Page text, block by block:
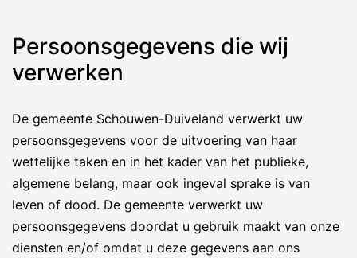
Persoonsgegevens die wij
verwerken
De gemeente Schouwen-Duiveland verwerkt uw
persoonsgegevens voor de uitvoering van haar
wettelijke taken en in het kader van het publieke,
algemene belang, maar ook ingeval sprake is van
leven of dood. De gemeente verwerkt uw
persoonsgegevens doordat u gebruik maakt van onze
diensten en/of omdat u deze gegevens aan ons